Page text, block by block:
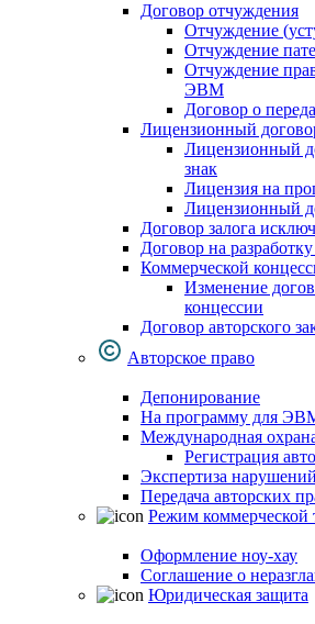
Договор отчуждения
Отчуждение
Отчуждение
Отчуждение
ЭВМ
Договор о
Лицензионный
Лицензионный
знак
Лицензия на
Лицензионный
Договор залога
Договор на
Коммерческой
Изменение
концессии
Договор авторского
Авторское право
Депонирование
На программу для
Международная
Регистрация
Экспертиза нарушений
Передача авторских
Режим коммерческой
Оформление ноу-хау
Соглашение о
Юридическая защита